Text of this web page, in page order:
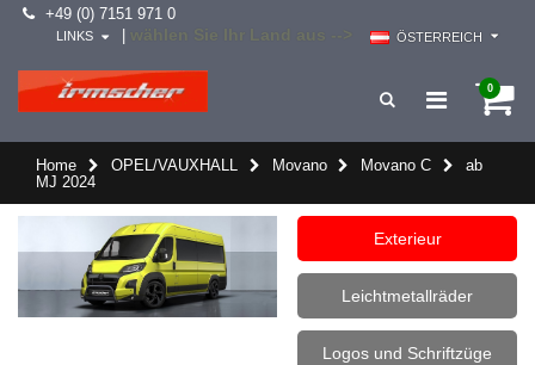
+49 (0) 7151 971 0
ÖSTERREICH
LINKS
0
Home OPEL/VAUXHALL Movano Movano C
ab
MJ 2024
Exterieur
Leichtmetallräder
Logos und Schriftzüge